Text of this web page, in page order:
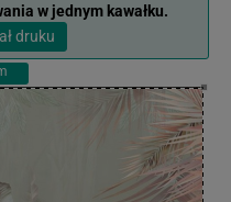
w jednym kawałku.
druku